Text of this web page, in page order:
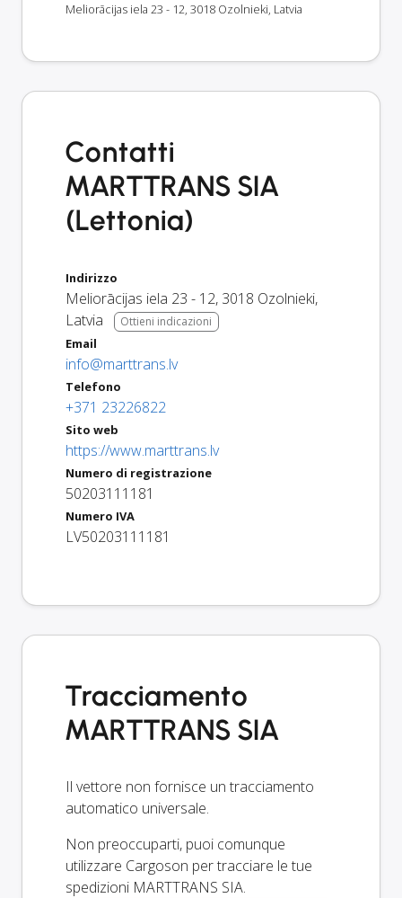
Meliorācijas iela 23 - 12, 3018 Ozolnieki, Latvia
Contatti
MARTTRANS SIA
(Lettonia)
Indirizzo
Meliorācijas iela 23 - 12, 3018 Ozolnieki,
Latvia
Ottieni indicazioni
Email
info@marttrans.lv
Telefono
+371 23226822
Sito web
https://www.marttrans.lv
Numero di registrazione
50203111181
Numero IVA
LV50203111181
Tracciamento
MARTTRANS SIA
Il vettore non fornisce un tracciamento
automatico universale.
Non preoccuparti, puoi comunque
utilizzare Cargoson per tracciare le tue
spedizioni MARTTRANS SIA.